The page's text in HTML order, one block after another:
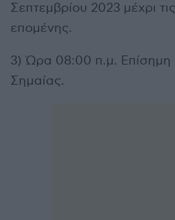
Σεπτεμβρίου 2023 μέχρι
επομένης.
3) Ώρα 08:00 π.μ. Επίσημη
Σημαίας.